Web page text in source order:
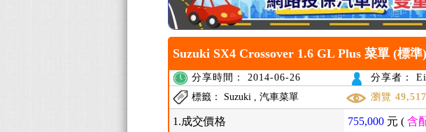
Suzuki SX4 Crossover 1.6 GL Plus 菜單 (標準)
分享時間： 2014-06-26
分享者：
標籤： Suzuki , 汽車菜單
瀏覽 49,517
1.成交價格 755,000 元 (含